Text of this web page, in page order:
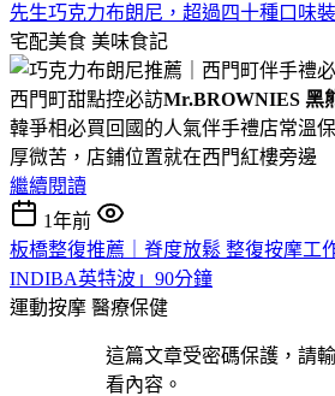
先生巧克力布朗尼，超過四十種口味
宅配美食 美味食記
西門町甜點控必訪Mr.BROWNIES 黑
韓爭相必買回國的人氣伴手禮店常溫
厚微苦，店鋪位置就在西門紅樓旁邊
繼續閱讀
1年前
板橋整復推薦｜脊度放鬆 整復按摩工
INDIBA英特波」90分鐘
運動按摩 醫療保健
這篇文章受密碼保護，請
看內容。